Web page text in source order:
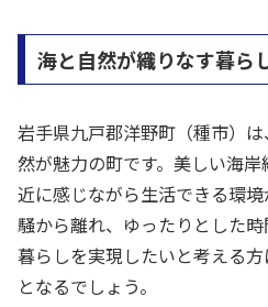
海と自然が織りなす暮ら
岩手県九戸郡洋野町（種市）
然が魅力の町です。美しい海
近に感じながら生活できる環
騒から離れ、ゆったりとした
暮らしを実現したいと考える
となるでしょう。